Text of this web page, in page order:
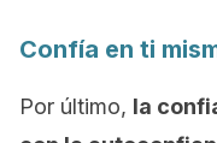
Confía en ti
Por último, la